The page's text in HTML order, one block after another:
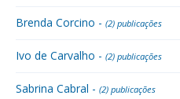
Brenda Corcino - (2) publicações
Ivo de Carvalho - (2) publicações
Sabrina Cabral - (2) publicações